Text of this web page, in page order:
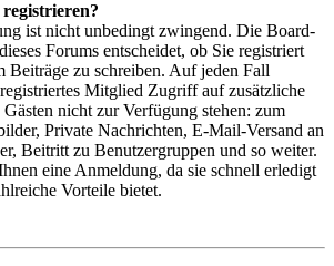
ist nicht unbedingt zwingend. Die Board-
Forums entscheidet, ob Sie registriert
Beiträge zu schreiben. Auf jeden Fall
Mitglied Zugriff auf zusätzliche
nicht zur Verfügung stehen: zum
Private Nachrichten, E-Mail-Versand an
Beitritt zu Benutzergruppen und so weiter.
eine Anmeldung, da sie schnell erledigt
Vorteile bietet.